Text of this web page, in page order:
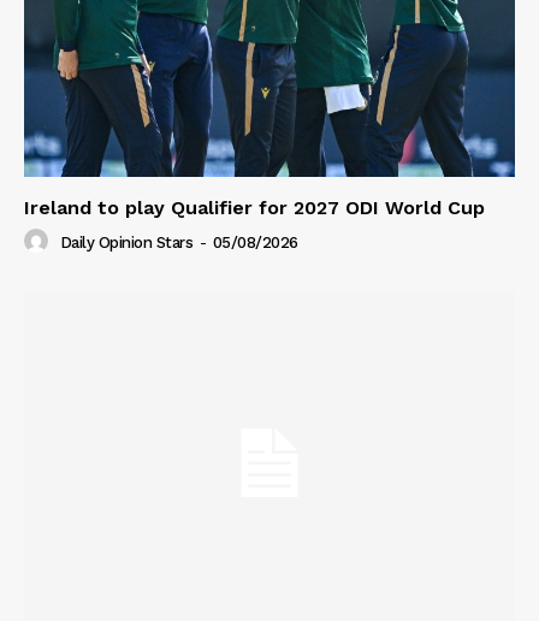
Ireland to play Qualifier for 2027 ODI World Cup
Daily Opinion Stars - 05/08/2026